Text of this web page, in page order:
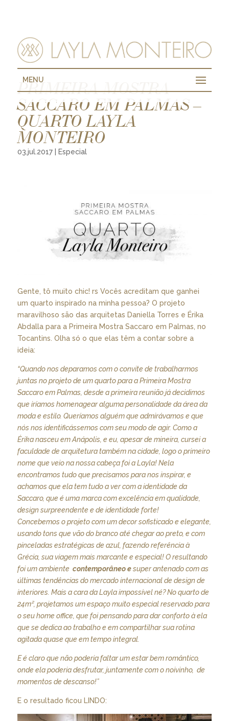
MENU
PRIMEIRA MOSTRA
SACCARO EM PALMAS –
QUARTO LAYLA
MONTEIRO
03.jul.2017| Especial
Gente, tô muito chic! rs Vocês acreditam que ganhei
um quarto inspirado na minha pessoa? O projeto
maravilhoso são das arquitetas Daniella Torres e Érika
Abdalla para a Primeira Mostra Saccaro em Palmas, no
Tocantins. Olha só o que elas têm a contar sobre a
ideia:
“Quando nos deparamos com o convite de trabalharmos
juntas no projeto de um quarto para a Primeira Mostra
Saccaro em Palmas, desde a primeira reunião já decidimos
que iríamos homenagear alguma personalidade da área da
moda e estilo. Queríamos alguém que admirávamos e que
nós nos identificássemos com seu modo de agir. Como a
Érika nasceu em Anápolis, e eu, apesar de mineira, cursei a
faculdade de arquitetura também na cidade, logo o primeiro
nome que veio na nossa cabeça foi a Layla! Nela
encontramos tudo que precisamos para nos inspirar, e
achamos que ela tem tudo a ver com a identidade da
Saccaro, que é uma marca com excelência em qualidade,
design surpreendente e de identidade forte!
Concebemos o projeto com um decor sofisticado e elegante,
usando tons que vão do branco até chegar ao preto, e com
pinceladas estratégicas de azul, fazendo referência à
Grécia, sua viagem mais marcante e especial! O resultando
foi um ambiente contemporâneo esuper antenado com as
últimas tendências do mercado internacional de design de
interiores. Mais a cara da Layla impossível né? No quarto de
24m², projetamos um espaço muito especial reservado para
o seu home office, que foi pensando para dar conforto à ela
que se dedica ao trabalho e em compartilhar sua rotina
agitada quase que em tempo integral.
E é claro que não poderia faltar um estar bem romântico,
onde ela poderia desfrutar, juntamente com o noivinho, de
momentos de descanso!”
E o resultado ficou LINDO: